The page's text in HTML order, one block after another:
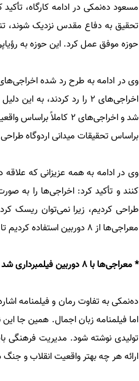
مسعود ده‌نمکی در ادامه کارگاه،
تحقیق به دفاع مقدس نزدیک شوند،
حوزه موفق عمل کرد. این حوزه به
براساس تحقیقات میدانی اردوگاه طراحی شد
وی در ادامه به همه عزیزانی که
طراحی کردیم، زیرا نمی‌توان ریسک
معراجی‌ها از 8 دوربین استفاده کردیم تا بتوانیم به ریتم درست برسیم و صحنه‌های درستی را خلق کنیم.
* معراجی‌ها با 8 دوربین فیلمبرداری شد
ده‌نمکی به تفاوت رمان و فیلمنامه
اما فیلمنامه زبان اجمال. همین جا این
تولیدی نوشته شود. مدیریت فرهنگی
ارائه هر چه بهتر واقعیت انقلاب و